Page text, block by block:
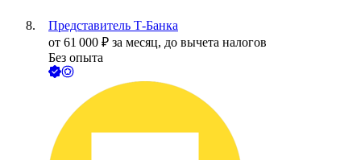
Представитель Т-Банка
от 61 000 ₽ за месяц, до вычета налогов
Без опыта